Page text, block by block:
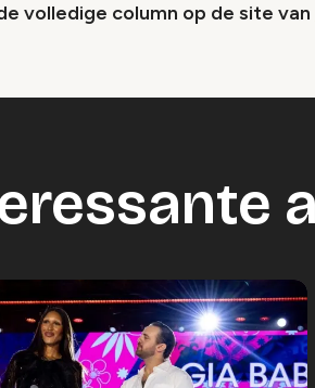
volledige column op de site van